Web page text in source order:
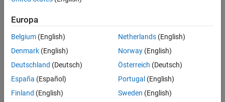
See Also
Troubleshooting
Why Coding Standard Violations Do Not Appear as Expected
Examples
expand all
Europa
Belgium (English)
Denmark (English)
Deutschland (Deutsch)
España (Español)
Finland (English)
Netherlands(English)
Norway(English)
Österreich (Deutsch)
Portugal (English)
Sweden (English)